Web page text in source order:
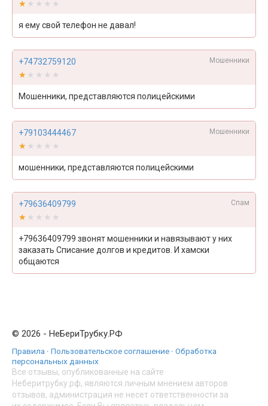
★★★★★
★★★★★
я ему свой телефон не давал!
+74732759120 Мошенники
★★★★★
★★★★★
Мошенники, представляются полицейскими
+79103444467 Мошенники
★★★★★
★★★★★
мошенники, представляются полицейскими
+79636409799 Спам
★★★★★
★★★★★
+79636409799 звонят мошенники и навязывают у них
заказать Списание долгов и кредитов. И хамски
общаются
© 2026 - НеБериТрубку.РФ
Правила · Пользовательское соглашение · Обработка
персональных данных
Все отзывы, опубликованные на сайте
Неберитрубку.рф, являются личным мнением авторов
отзывов, администрация не несет ответственности за